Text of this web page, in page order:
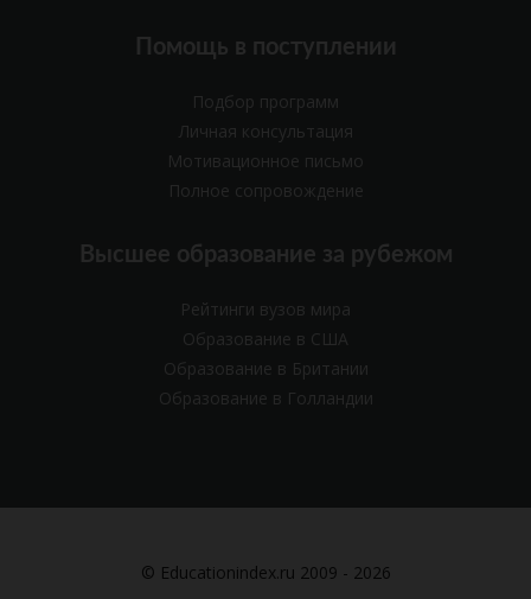
Помощь в поступлении
Подбор программ
Личная консультация
Мотивационное письмо
Полное сопровождение
Высшее образование за рубежом
Рейтинги вузов мира
Образование в США
Образование в Британии
Образование в Голландии
© Educationindex.ru 2009 - 2026